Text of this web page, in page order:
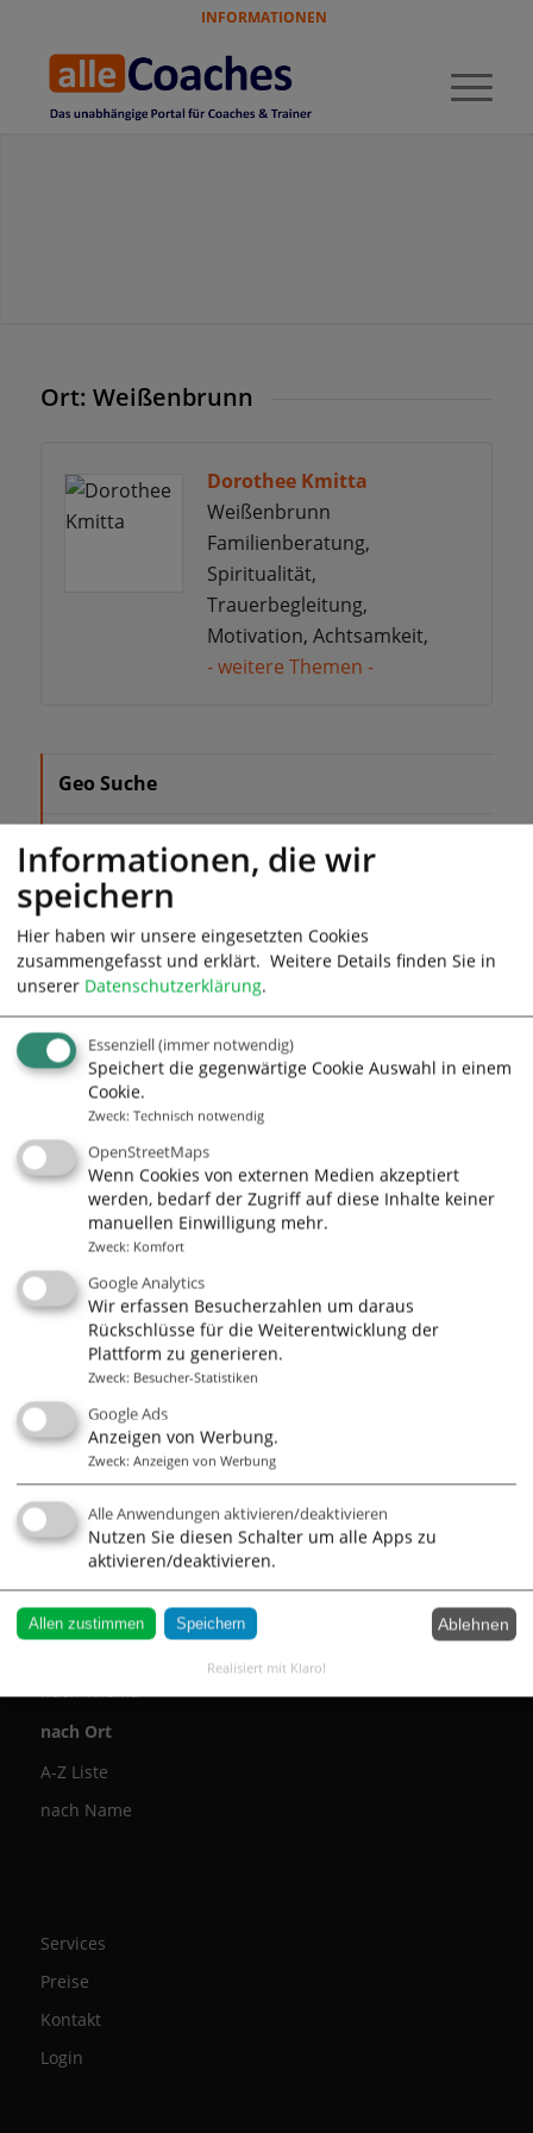
INFORMATIONEN
Ort: Weißenbrunn
Dorothee Kmitta
Weißenbrunn
Familienberatung,
Spiritualität,
Trauerbegleitung,
Motivation, Achtsamkeit,
- weitere Themen -
Geo Suche
nach Thema
nach Ort
A-Z Liste
nach Name
alleCoaches - Das
unabhängige Portal für
Coaches und Trainer
Adresse
alleCoaches.de
Prinzipalmarkt/Drubbel 3
48143 Münster
www.allecoaches.de
T: 0251 2841 169
F: 0251 2803 845
nach Thema
nach Ort
A-Z Liste
nach Name
Services
Preise
Kontakt
Login
Informationen, die wir
speichern
Hier haben wir unsere eingesetzten Cookies
zusammengefasst und erklärt. Weitere Details finden Sie in
unserer Datenschutzerklärung.
Essenziell(immer notwendig)
Speichert die gegenwärtige Cookie Auswahl in einem
Cookie.
Zweck: Technisch notwendig
OpenStreetMaps
Wenn Cookies von externen Medien akzeptiert
werden, bedarf der Zugriff auf diese Inhalte keiner
manuellen Einwilligung mehr.
Zweck: Komfort
Google Analytics
Wir erfassen Besucherzahlen um daraus
Rückschlüsse für die Weiterentwicklung der
Plattform zu generieren.
Zweck: Besucher-Statistiken
Google Ads
Anzeigen von Werbung.
Zweck: Anzeigen von Werbung
Alle Anwendungen aktivieren/deaktivieren
Nutzen Sie diesen Schalter um alle Apps zu
aktivieren/deaktivieren.
Allen zustimmen Speichern Ablehnen
Realisiert mit Klaro!